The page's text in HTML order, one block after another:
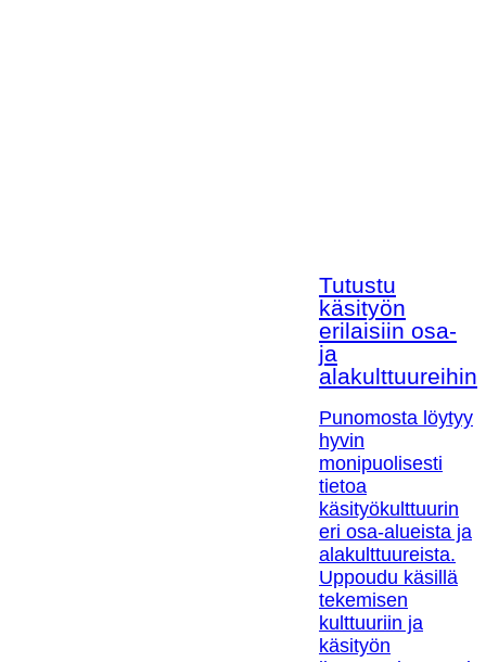
Tutustu
käsityön
erilaisiin osa-
ja
alakulttuureihin!
Punomosta löytyy
hyvin
monipuolisesti
tietoa
käsityökulttuurin
eri osa-alueista ja
alakulttuureista.
Uppoudu käsillä
tekemisen
kulttuuriin ja
käsityön